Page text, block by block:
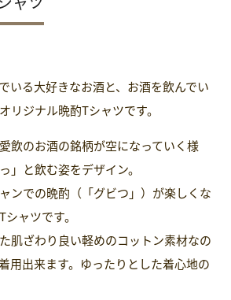
いる大好きなお酒と、お酒を飲んでい
リジナル晩酌Tシャツです。
飲のお酒の銘柄が空になっていく様
」と飲む姿をデザイン。
ンでの晩酌（「グビつ」）が楽しくな
ャツです。
肌ざわり良い軽めのコットン素材なの
用出来ます。ゆったりとした着心地の